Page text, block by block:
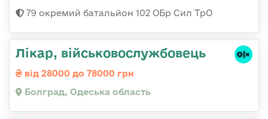
79 окремий батальйон 102 ОБр Сил ТрО
Лікар, військовослужбовець
від 28000 до 78000 грн
Болград, Одеська область